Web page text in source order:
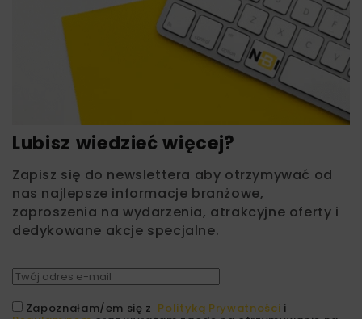
Lubisz wiedzieć więcej?
Zapisz się do newslettera aby otrzymywać od
nas najlepsze informacje branżowe,
zaproszenia na wydarzenia, atrakcyjne oferty i
dedykowane akcje specjalne.
Zapoznałam/em się z Polityką Prywatności i